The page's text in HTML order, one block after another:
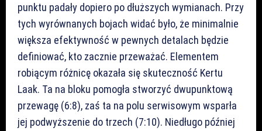
punktu padały dopiero po dłuższych wymianach. Przy
tych wyrównanych bojach widać było, że minimalnie
większa efektywność w pewnych detalach będzie
definiować, kto zacznie przeważać. Elementem
robiącym różnicę okazała się skuteczność Kertu
Laak. Ta na bloku pomogła stworzyć dwupunktową
przewagę (6:8), zaś ta na polu serwisowym wsparła
jej podwyższenie do trzech (7:10). Niedługo później